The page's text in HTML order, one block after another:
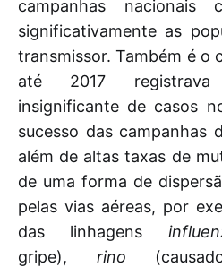
campanhas nacionais
significativamente as
transmissor. Também é o
até 2017 registrava
insignificante de casos
sucesso das campanhas
além de altas taxas de
de uma forma de
pelas vias aéreas, por
das linhagens
gripe), rino